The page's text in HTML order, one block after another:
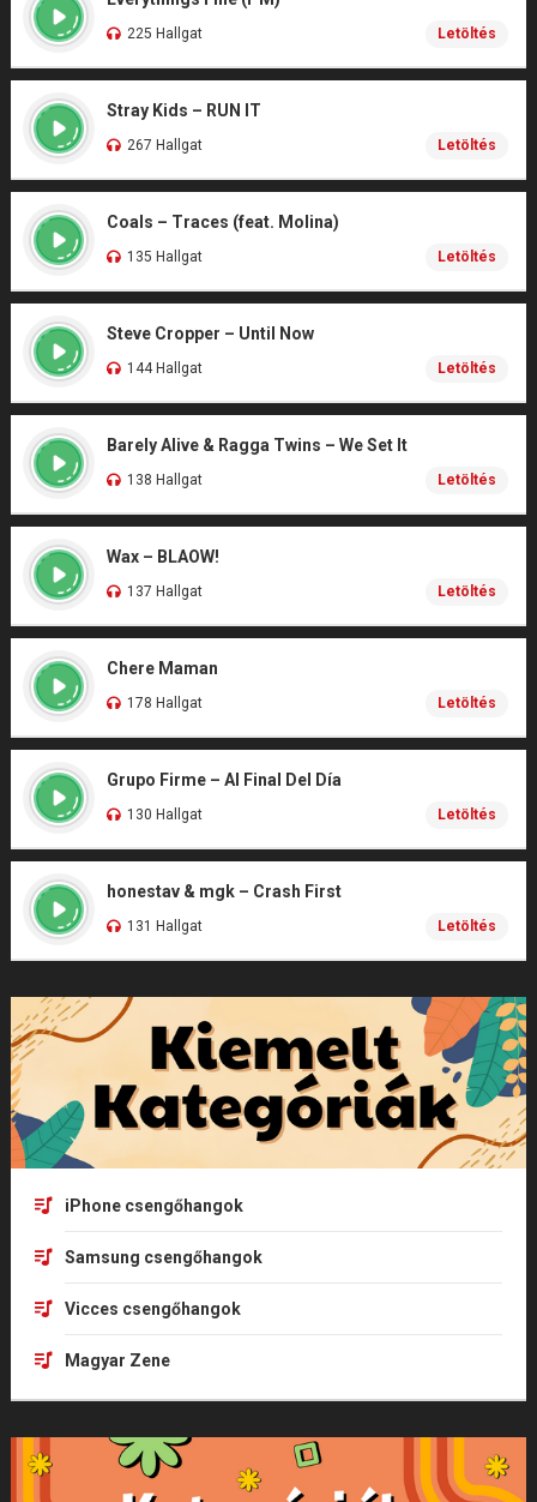
225 Hallgat Letöltés
Stray Kids – RUN IT
267 Hallgat Letöltés
Coals – Traces (feat. Molina)
135 Hallgat Letöltés
Steve Cropper – Until Now
144 Hallgat Letöltés
Barely Alive & Ragga Twins – We Set It
138 Hallgat Letöltés
Wax – BLAOW!
137 Hallgat Letöltés
Chere Maman
178 Hallgat Letöltés
Grupo Firme – Al Final Del Día
130 Hallgat Letöltés
honestav & mgk – Crash First
131 Hallgat Letöltés
iPhone csengőhangok
Samsung csengőhangok
Vicces csengőhangok
Magyar Zene